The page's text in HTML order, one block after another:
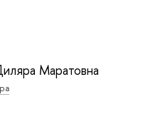
Маратовна